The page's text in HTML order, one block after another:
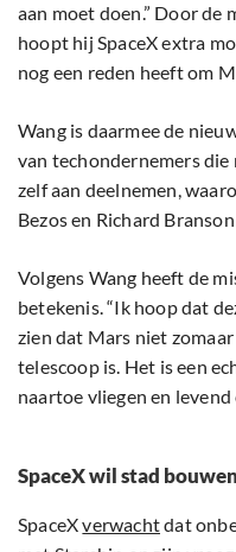
aan moet doen.” Door de
hoopt hij SpaceX extra
nog een reden heeft om
Wang is daarmee de
van techondernemers
zelf aan deelnemen,
Bezos en Richard
Volgens Wang heeft de
betekenis. “Ik hoop dat
zien dat Mars niet
telescoop is. Het is een
naartoe vliegen en levend
SpaceX wil stad
SpaceXverwachtdat